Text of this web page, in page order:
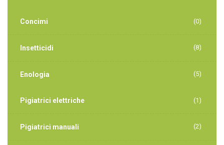
Concimi (0)
Insetticidi (8)
Enologia (5)
Pigiatrici elettriche (1)
Pigiatrici manuali (2)